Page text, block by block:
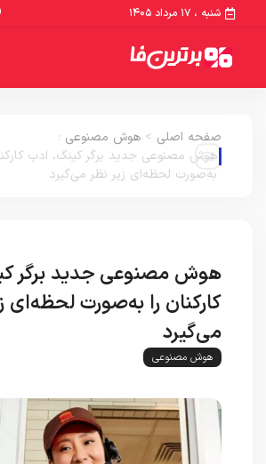
شنبه ، ۱۷ مرداد ۱۴۰۵
صفحه اصلی > هوش مصنوعی :
هوش مصنوعی جدید برگر کینگ، ادب کارکنان را
به‌صورت لحظه‌ای زیر نظر می‌گیرد
هوش مصنوعی جدید برگر
کارکنان را به‌صورت لحظه‌ای زیر
می‌گیرد
هوش مصنوعی